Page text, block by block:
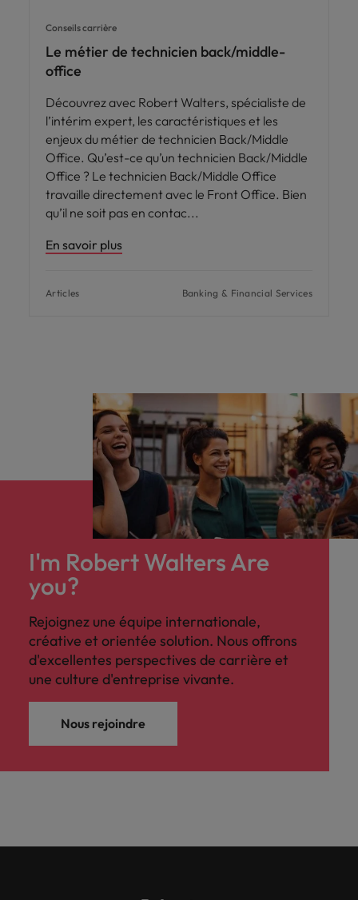
Conseils carrière
Le métier de technicien back/middle-
office
Découvrez avec Robert Walters, spécialiste de
l’intérim expert, les caractéristiques et les
enjeux du métier de technicien Back/Middle
Office. Qu’est-ce qu’un technicien Back/Middle
Office ? Le technicien Back/Middle Office
travaille directement avec le Front Office. Bien
qu’il ne soit pas en contac
En savoir plus
Articles Banking & Financial Services
I'm Robert Walters Are
you?
Rejoignez une équipe internationale,
créative et orientée solution. Nous offrons
d'excellentes perspectives de carrière et
une culture d'entreprise vivante.
Nous rejoindre